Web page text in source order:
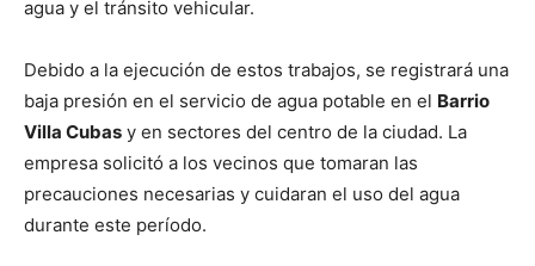
agua y el tránsito vehicular.
Debido a la ejecución de estos trabajos, se registrará una
baja presión en el servicio de agua potable en el Barrio
Villa Cubas y en sectores del centro de la ciudad. La
empresa solicitó a los vecinos que tomaran las
precauciones necesarias y cuidaran el uso del agua
durante este período.